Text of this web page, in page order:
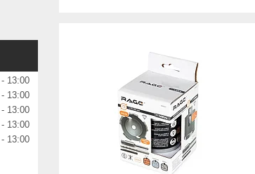
13:00
13:00
13:00
13:00
13:00